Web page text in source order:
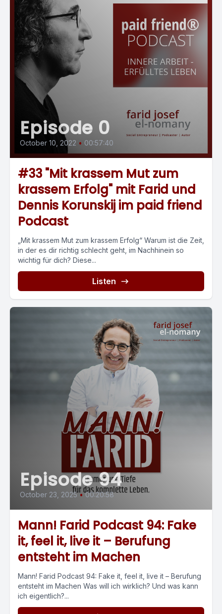
Episode 0
October 10, 2022 • 00:57:40
#33 "Mit krassem Mut zum
krassem Erfolg" mit Farid und
Dennis Korunskij im paid friend
Podcast
„Mit krassem Mut zum krassem Erfolg“ Warum ist die Zeit,
in der es dir richtig schlecht geht, im Nachhinein so
wichtig für dich? Diese...
Listen
Episode 94
October 23, 2025 • 00:20:58
Mann! Farid Podcast 94: Fake
it, feel it, live it – Berufung
entsteht im Machen
Mann! Farid Podcast 94: Fake it, feel it, live it – Berufung
entsteht im Machen Was will ich wirklich? Und was kann
ich eigentlich?...